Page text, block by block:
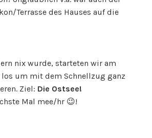
Terrasse des Hauses auf die
nix wurde, starteten wir am
los um mit dem Schnellzug ganz
Ziel: Die Ostsee!
Mal mee/hr 😉!